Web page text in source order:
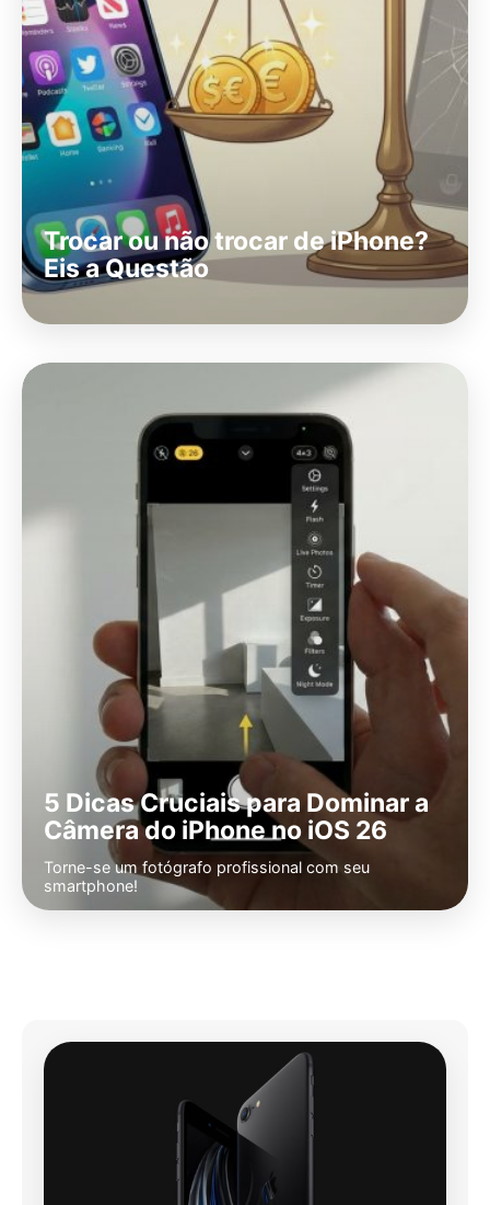
Trocar ou não trocar de iPhone?
Eis a Questão
5 Dicas Cruciais para Dominar a
Câmera do iPhone no iOS 26
Torne-se um fotógrafo profissional com seu
smartphone!